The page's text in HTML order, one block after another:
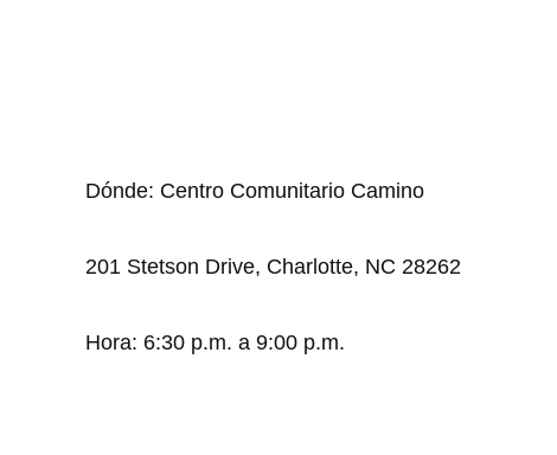
Dónde: Centro Comunitario Camino
201 Stetson Drive, Charlotte, NC 28262
Hora: 6:30 p.m. a 9:00 p.m.